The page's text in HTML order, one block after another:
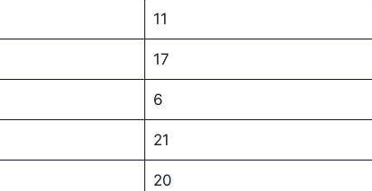
11
17
6
21
20